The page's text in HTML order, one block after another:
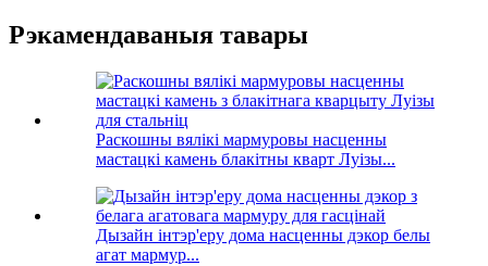
Рэкамендаваныя тавары
Раскошны вялікі мармуровы насценны
мастацкі камень блакітны кварт Луізы...
Дызайн інтэр'еру дома насценны дэкор белы
агат мармур...